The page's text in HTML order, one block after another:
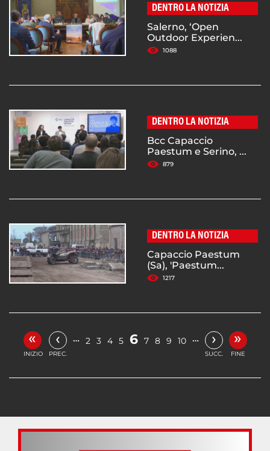
DENTRO LA NOTIZIA
Salerno, ‘Open
Outdoor Experien...
1088
DENTRO LA NOTIZIA
Bcc Capaccio
Paestum e Serino, ...
879
DENTRO LA NOTIZIA
Capaccio Paestum
(Sa), 'Paestum...
1217
«
INIZIO
‹
PREC.
… 2 3 4 5 6 7 8 9 10 … ›
SUCC.
»
FINE